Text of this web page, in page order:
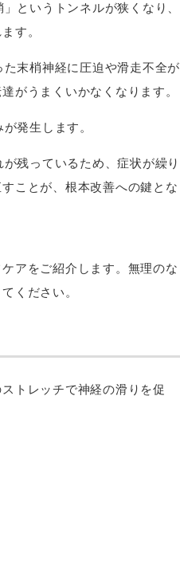
というトンネルが狭くなり、
す。
末梢神経に圧迫や滑走不全が
がうまくいかなくなります。
発生します。
残っているため、症状が繰り
ことが、根本改善への鍵とな
アをご紹介します。無理のな
ください。
トレッチで神経の滑りを促